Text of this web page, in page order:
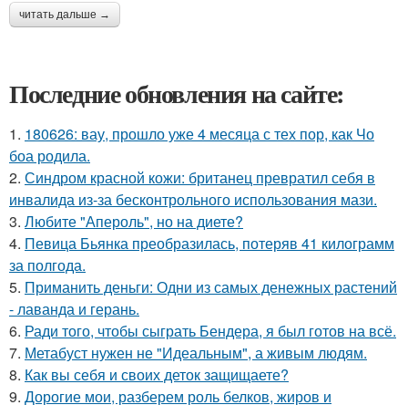
читать дальше →
Последние обновления на сайте:
1. 180626: вау, прошло уже 4 месяца с тех пор, как Чо
боа родила.
2. Синдром красной кожи: британец превратил себя в
инвалида из-за бесконтрольного использования мази.
3. Любите "Апероль", но на диете?
4. Певица Бьянка преобразилась, потеряв 41 килограмм
за полгода.
5. Приманить деньги: Одни из самых денежных растений
- лаванда и герань.
6. Ради того, чтобы сыграть Бендера, я был готов на всё.
7. Метабуст нужен не "Идеальным", а живым людям.
8. Как вы себя и своих деток защищаете?
9. Дорогие мои, разберем роль белков, жиров и